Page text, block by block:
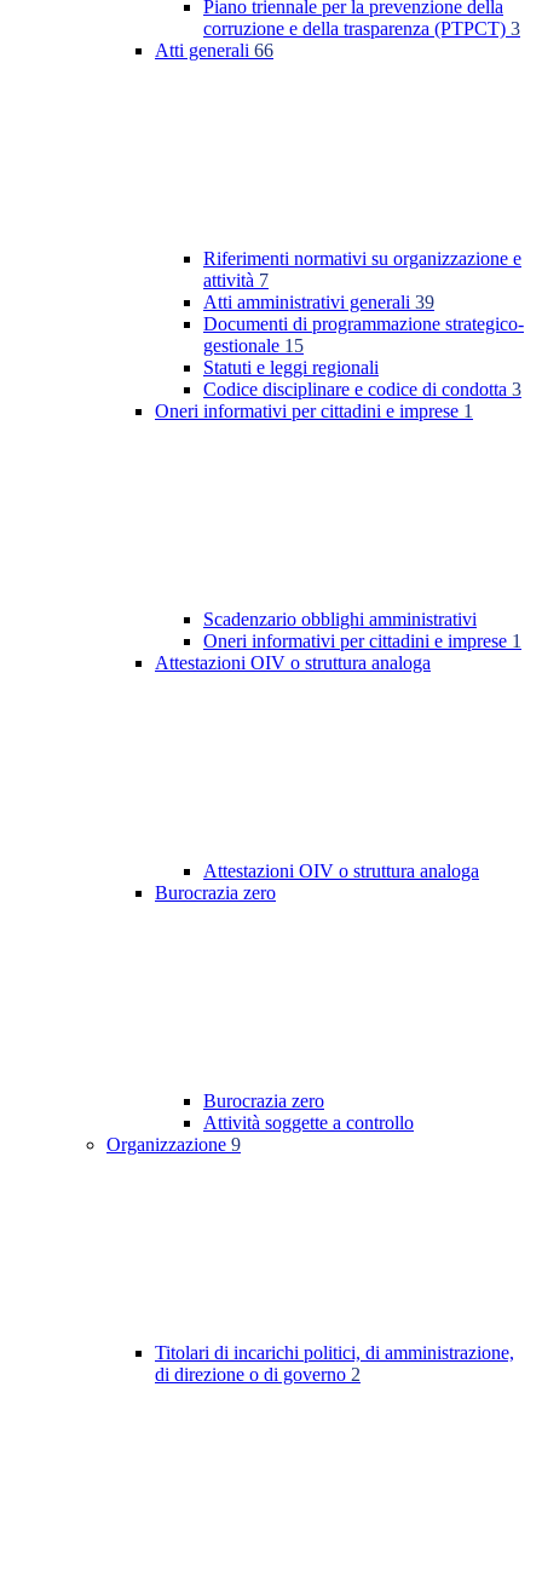
Piano triennale per la prevenzione della
corruzione e della trasparenza (PTPCT) 3
Atti generali 66
Riferimenti normativi su organizzazione e
attività 7
Atti amministrativi generali 39
Documenti di programmazione strategico-
gestionale 15
Statuti e leggi regionali
Codice disciplinare e codice di condotta 3
Oneri informativi per cittadini e imprese 1
Scadenzario obblighi amministrativi
Oneri informativi per cittadini e imprese 1
Attestazioni OIV o struttura analoga
Attestazioni OIV o struttura analoga
Burocrazia zero
Burocrazia zero
Attività soggette a controllo
Organizzazione 9
Titolari di incarichi politici, di amministrazione,
di direzione o di governo 2